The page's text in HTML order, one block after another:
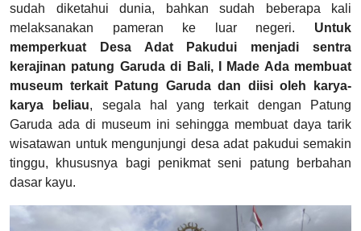
sudah diketahui dunia, bahkan sudah beberapa kali
melaksanakan pameran ke luar negeri. Untuk
memperkuat Desa Adat Pakudui menjadi sentra
kerajinan patung Garuda di Bali, I Made Ada membuat
museum terkait Patung Garuda dan diisi oleh karya-
karya beliau, segala hal yang terkait dengan Patung
Garuda ada di museum ini sehingga membuat daya tarik
wisatawan untuk mengunjungi desa adat pakudui semakin
tinggu, khususnya bagi penikmat seni patung berbahan
dasar kayu.